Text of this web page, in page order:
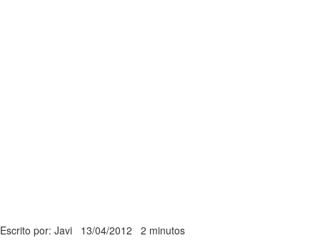
Escrito por: Javi 13/04/2012 2 minutos